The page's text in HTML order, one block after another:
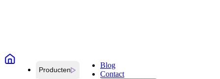
Producten
Blog
Contact